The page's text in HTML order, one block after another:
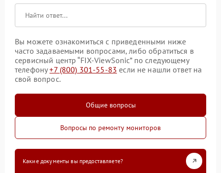
Вы можете ознакомиться с приведенными ниже
часто задаваемыми вопросами, либо обратиться в
сервисный центр “FIX-ViewSonic” по следующему
телефону+7 (800) 301-55-83 если не нашли ответ на
свой вопрос.
Общие вопросы
Вопросы по ремонту мониторов
Какие документы вы предоставляете?